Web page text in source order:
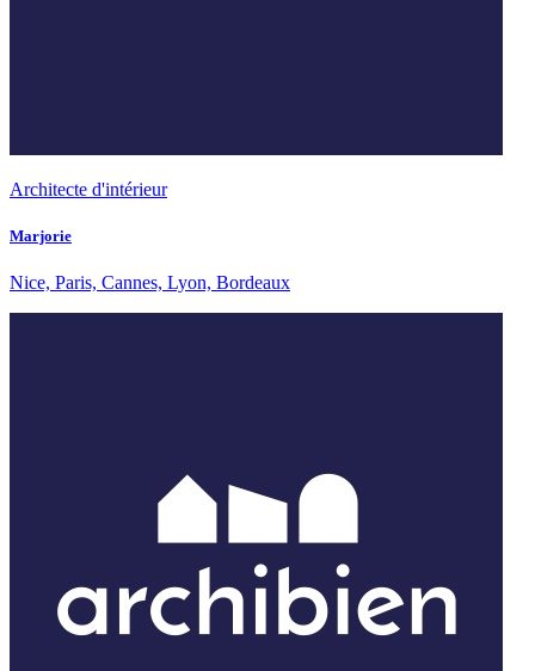
Architecte d'intérieur
Marjorie
Nice, Paris, Cannes, Lyon, Bordeaux